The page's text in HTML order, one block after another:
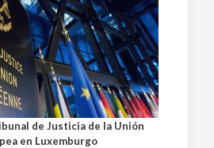
de Justicia de la Unión
en Luxemburgo